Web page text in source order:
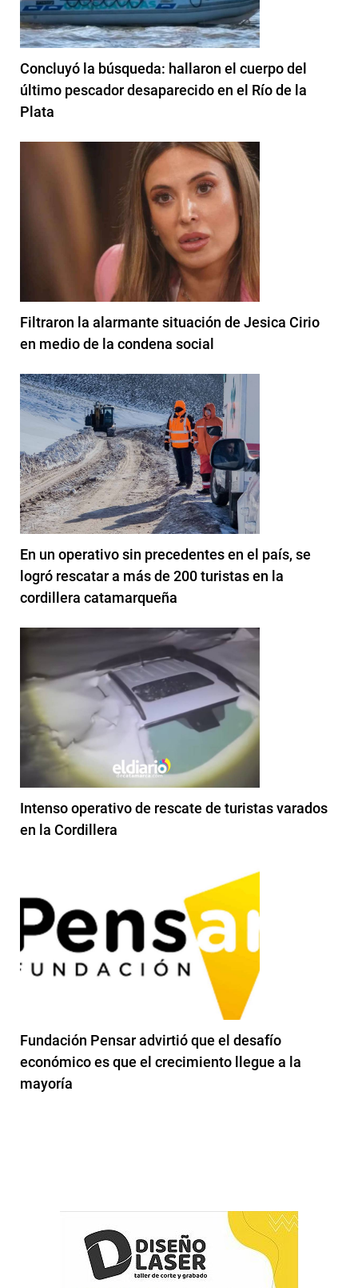
Concluyó la búsqueda: hallaron el cuerpo del
último pescador desaparecido en el Río de la
Plata
Filtraron la alarmante situación de Jesica Cirio
en medio de la condena social
En un operativo sin precedentes en el país, se
logró rescatar a más de 200 turistas en la
cordillera catamarqueña
Intenso operativo de rescate de turistas varados
en la Cordillera
Fundación Pensar advirtió que el desafío
económico es que el crecimiento llegue a la
mayoría